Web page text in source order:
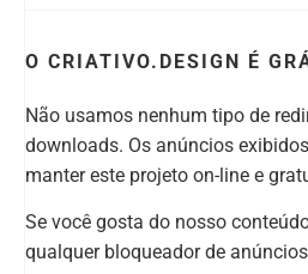
O CRIATIVO.DESIGN É
Não usamos nenhum tipo de
downloads. Os anúncios
manter este projeto on-line e
Se você gosta do nosso
qualquer bloqueador de